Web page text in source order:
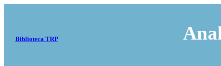
Biblioteca TRP